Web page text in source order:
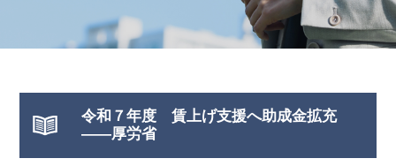
令和７年度 賃上げ支援へ助成金拡充
――厚労省